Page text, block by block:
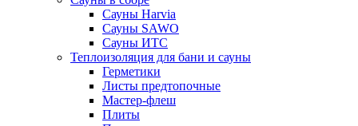
Cауны Harvia
Сауны SAWO
Сауны ИТС
Теплоизоляция для бани и сауны
Герметики
Листы предтопочные
Мастер-флеш
Плиты